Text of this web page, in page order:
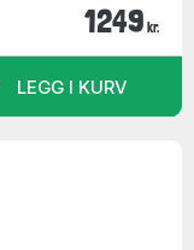
1249 kr.
LEGG I KURV